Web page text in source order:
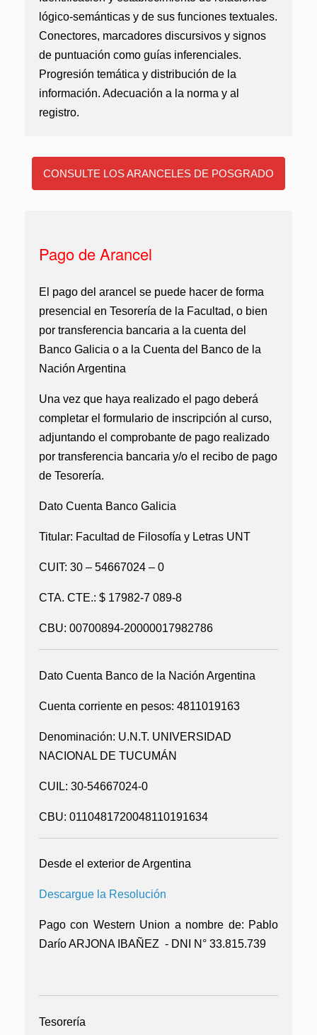
lógico-semánticas y de sus funciones textuales.
Conectores, marcadores discursivos y signos
de puntuación como guías inferenciales.
Progresión temática y distribución de la
información. Adecuación a la norma y al
registro.
CONSULTE LOS ARANCELES DE POSGRADO
Pago de Arancel
El pago del arancel se puede hacer de forma
presencial en Tesorería de la Facultad, o bien
por transferencia bancaria a la cuenta del
Banco Galicia o a la Cuenta del Banco de la
Nación Argentina
Una vez que haya realizado el pago deberá
completar el formulario de inscripción al curso,
adjuntando el comprobante de pago realizado
por transferencia bancaria y/o el recibo de pago
de Tesorería.
Dato Cuenta Banco Galicia
Titular: Facultad de Filosofía y Letras UNT
CUIT: 30 – 54667024 – 0
CTA. CTE.: $ 17982-7 089-8
CBU: 00700894-20000017982786
Dato Cuenta Banco de la Nación Argentina
Cuenta corriente en pesos: 4811019163
Denominación: U.N.T. UNIVERSIDAD
NACIONAL DE TUCUMÁN
CUIL: 30-54667024-0
CBU: 0110481720048110191634
Desde el exterior de Argentina
Descargue la Resolución
Pago con Western Union a nombre de: Pablo
Darío ARJONA IBAÑEZ - DNI N° 33.815.739
Tesorería